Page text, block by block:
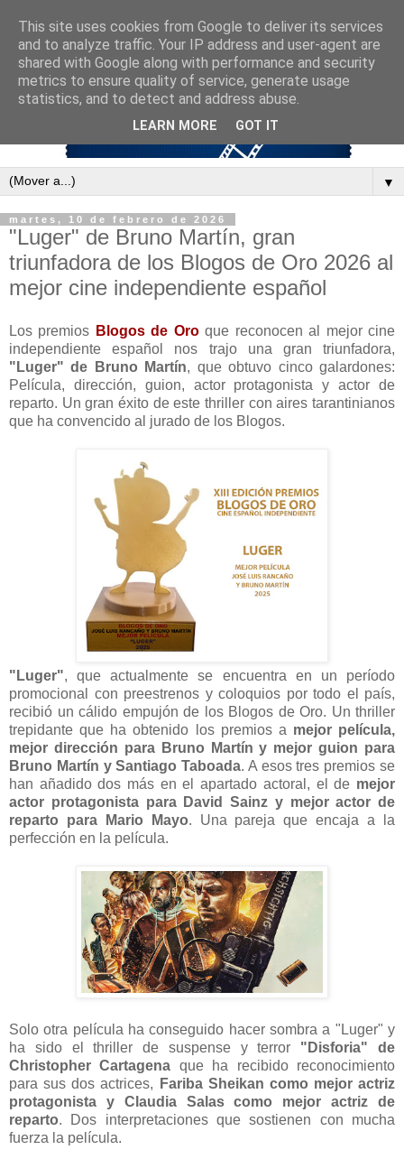
▼
martes, 10 de febrero de 2026
"Luger" de Bruno Martín, gran
triunfadora de los Blogos de Oro 2026 al
mejor cine independiente español
Los premios Blogos de Oroque reconocen al mejor cine
independiente español nos trajo una gran triunfadora,
"Luger" de Bruno Martín, que obtuvo cinco galardones:
Película, dirección, guion, actor protagonista y actor de
reparto. Un gran éxito de este thriller con aires tarantinianos
que ha convencido al jurado de los Blogos.
"Luger", que actualmente se encuentra en un período
promocional con preestrenos y coloquios por todo el país,
recibió un cálido empujón de los Blogos de Oro. Un thriller
trepidante que ha obtenido los premios a mejor película,
mejor dirección para Bruno Martín y mejor guion para
Bruno Martín y Santiago Taboada. A esos tres premios se
han añadido dos más en el apartado actoral, el de mejor
actor protagonista para David Sainz y mejor actor de
reparto para Mario Mayo. Una pareja que encaja a la
perfección en la película.
Solo otra película ha conseguido hacer sombra a "Luger" y
ha sido el thriller de suspense y terror "Disforia" de
Christopher Cartagena que ha recibido reconocimiento
para sus dos actrices,
Fariba Sheikan como mejor actriz
protagonista y Claudia Salas como mejor actriz de
reparto. Dos interpretaciones que sostienen con mucha
fuerza la película.
This site uses cookies from Google to deliver its services
and to analyze traffic. Your IP address and user-agent are
shared with Google along with performance and security
metrics to ensure quality of service, generate usage
statistics, and to detect and address abuse.
LEARN MORE GOT IT